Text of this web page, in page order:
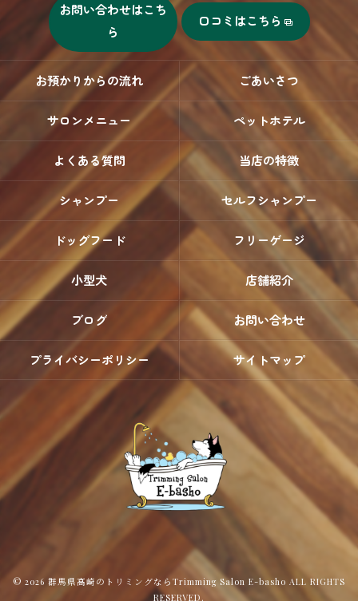
お問い合わせはこち
ら
口コミはこちら
お預かりからの流れ ごあいさつ
サロンメニュー ペットホテル
よくある質問 当店の特徴
シャンプー セルフシャンプー
ドッグフード フリーゲージ
小型犬 店舗紹介
ブログ お問い合わせ
プライバシーポリシー サイトマップ
© 2026 群馬県高崎のトリミングならTrimming Salon E-basho ALL RIGHTS
RESERVED.